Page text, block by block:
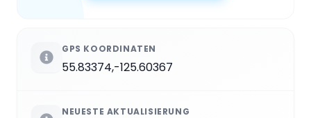
GPS KOORDINATEN
55.83374,-125.60367
NEUESTE AKTUALISIERUNG